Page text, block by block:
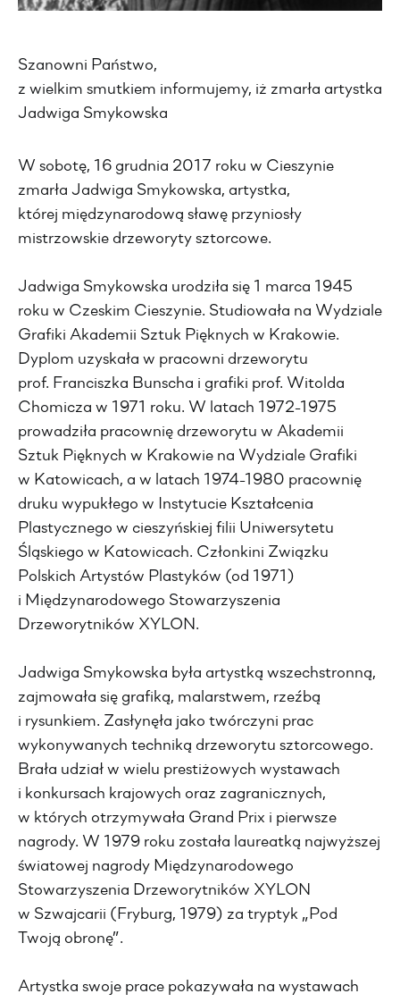
Szanowni Państwo,
z wielkim smutkiem informujemy, iż zmarła artystka
Jadwiga Smykowska
W sobotę, 16 grudnia 2017 roku w Cieszynie
zmarła Jadwiga Smykowska, artystka,
której międzynarodową sławę przyniosły
mistrzowskie drzeworyty sztorcowe.
Jadwiga Smykowska urodziła się 1 marca 1945
roku w Czeskim Cieszynie. Studiowała na Wydziale
Grafiki Akademii Sztuk Pięknych w Krakowie.
Dyplom uzyskała w pracowni drzeworytu
prof. Franciszka Bunscha i grafiki prof. Witolda
Chomicza w 1971 roku. W latach 1972-1975
prowadziła pracownię drzeworytu w Akademii
Sztuk Pięknych w Krakowie na Wydziale Grafiki
w Katowicach, a w latach 1974-1980 pracownię
druku wypukłego w Instytucie Kształcenia
Plastycznego w cieszyńskiej filii Uniwersytetu
Śląskiego w Katowicach. Członkini Związku
Polskich Artystów Plastyków (od 1971)
i Międzynarodowego Stowarzyszenia
Drzeworytników XYLON.
Jadwiga Smykowska była artystką wszechstronną,
zajmowała się grafiką, malarstwem, rzeźbą
i rysunkiem. Zasłynęła jako twórczyni prac
wykonywanych techniką drzeworytu sztorcowego.
Brała udział w wielu prestiżowych wystawach
i konkursach krajowych oraz zagranicznych,
w których otrzymywała Grand Prix i pierwsze
nagrody. W 1979 roku została laureatką najwyższej
światowej nagrody Międzynarodowego
Stowarzyszenia Drzeworytników XYLON
w Szwajcarii (Fryburg, 1979) za tryptyk „Pod
Twoją obronę”.
Artystka swoje prace pokazywała na wystawach